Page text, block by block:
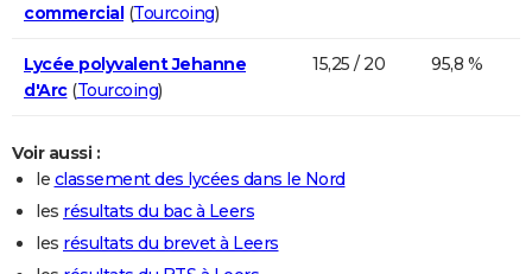
commercial(Tourcoing)
Lycée polyvalent Jehanne
d'Arc(Tourcoing)
15,25 / 20 95,8 %
Voir aussi :
le classement des lycées dans le Nord
les résultats du bac à Leers
les résultats du brevet à Leers